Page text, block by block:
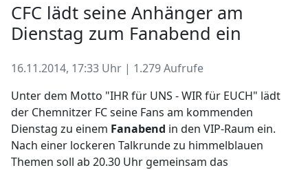
CFC lädt seine Anhänger am
Dienstag zum Fanabend ein
16.11.2014, 17:33 Uhr | 1.279 Aufrufe
Unter dem Motto "IHR für UNS - WIR für EUCH" lädt
der Chemnitzer FC seine Fans am kommenden
Dienstag zu einem Fanabend in den VIP-Raum ein.
Nach einer lockeren Talkrunde zu himmelblauen
Themen soll ab 20.30 Uhr gemeinsam das